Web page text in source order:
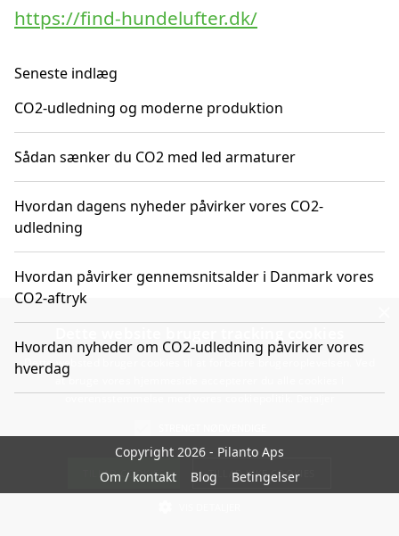
https://find-hundelufter.dk/
Seneste indlæg
CO2-udledning og moderne produktion
Sådan sænker du CO2 med led armaturer
Hvordan dagens nyheder påvirker vores CO2-
udledning
Hvordan påvirker gennemsnitsalder i Danmark vores
CO2-aftryk
Hvordan nyheder om CO2-udledning påvirker vores
hverdag
Copyright 2026 - Pilanto Aps
Om / kontakt
Blog Betingelser
Dette websted bruger cookies til at forbedre brugeroplevelsen. Ved
at bruge vores hjemmeside accepterer du alle cookies i
overensstemmelse med vores cookiepolitik.
TILLAD COOKIES TILLAD IKKE COOKIES